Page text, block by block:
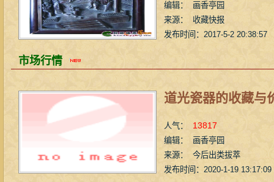
编辑： 画香亭园
来源： 收藏快报
发布时间：2017-5-2 20:38:57
市场行情
道光瓷器的收藏与
人气： 13817
编辑： 画香亭园
来源： 今后出类拔萃
发布时间：2020-1-19 13:17:09